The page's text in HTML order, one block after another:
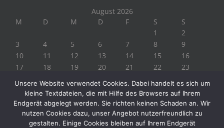
August 2026
M
D M D F S
S
1
2
3
4 5 6 7 8
9
10
11 12 13 14 15
16
17
18 19 20 21 22
23
« Juli
Unsere Website verwendet Cookies. Dabei handelt es sich um
kleine Textdateien, die mit Hilfe des Browsers auf Ihrem
Endgerät abgelegt werden. Sie richten keinen Schaden an. Wir
nutzen Cookies dazu, unser Angebot nutzerfreundlich zu
gestalten. Einige Cookies bleiben auf Ihrem Endgerät